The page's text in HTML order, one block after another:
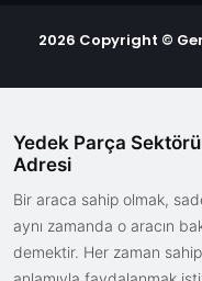
2026 Copyright ©
Yedek Parça
Adresi
Bir araca sahip olmak,
aynı zamanda o aracın
demektir. Her zaman